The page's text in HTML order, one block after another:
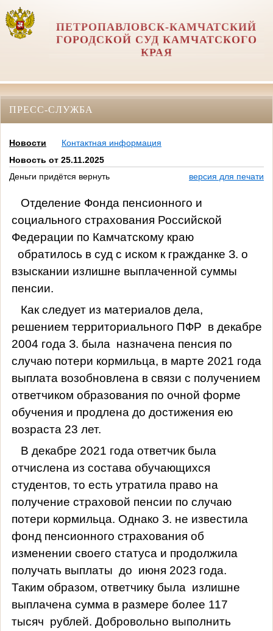
ПЕТРОПАВЛОВСК-КАМЧАТСКИЙ
ГОРОДСКОЙ СУД КАМЧАТСКОГО
КРАЯ
ПРЕСС-СЛУЖБА
Новости
Контактная информация
Новость от 25.11.2025
Деньги придётся вернуть
версия для печати
Отделение Фонда пенсионного и
социального страхования Российской
Федерации по Камчатскому краю
обратилось в суд с иском к гражданке З. о
взыскании излишне выплаченной суммы
пенсии.
Как следует из материалов дела,
решением территориального ПФР в декабре
2004 года З. была назначена пенсия по
случаю потери кормильца, в марте 2021 года
выплата возобновлена в связи с получением
ответчиком образования по очной форме
обучения и продлена до достижения ею
возраста 23 лет.
В декабре 2021 года ответчик была
отчислена из состава обучающихся
студентов, то есть утратила право на
получение страховой пенсии по случаю
потери кормильца. Однако З. не известила
фонд пенсионного страхования об
изменении своего статуса и продолжила
получать выплаты до июня 2023 года.
Таким образом, ответчику была излишне
выплачена сумма в размере более 117
тысяч рублей. Добровольно выполнить